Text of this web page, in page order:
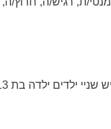
ילדה בת 13 וילד בן 6